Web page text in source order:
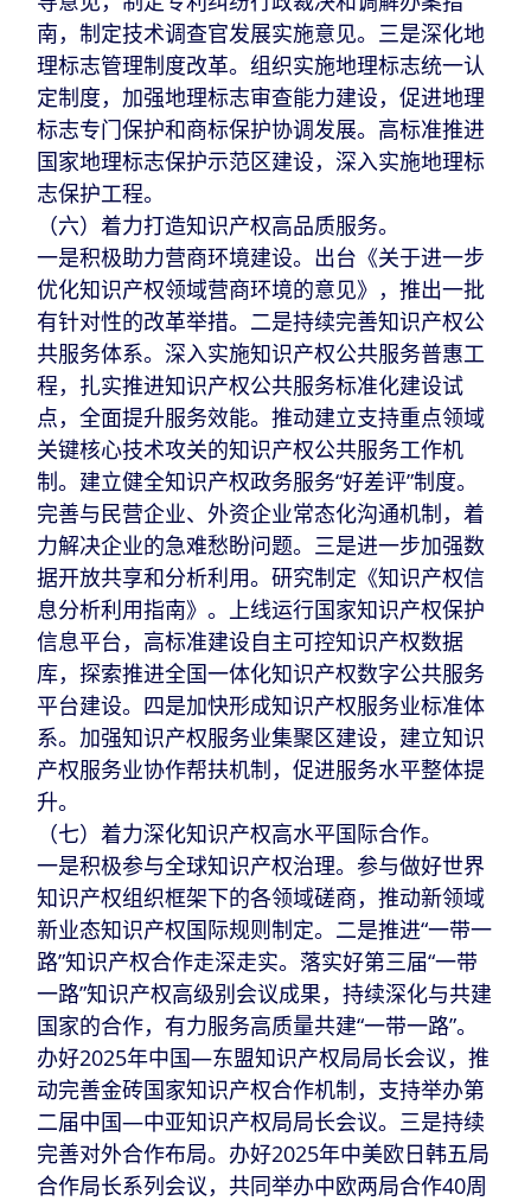
南，制定技术调查官发展实施意见。三是深化地
理标志管理制度改革。组织实施地理标志统一认
定制度，加强地理标志审查能力建设，促进地理
标志专门保护和商标保护协调发展。高标准推进
国家地理标志保护示范区建设，深入实施地理标
志保护工程。
（六）着力打造知识产权高品质服务。
一是积极助力营商环境建设。出台《关于进一步
优化知识产权领域营商环境的意见》，推出一批
有针对性的改革举措。二是持续完善知识产权公
共服务体系。深入实施知识产权公共服务普惠工
程，扎实推进知识产权公共服务标准化建设试
点，全面提升服务效能。推动建立支持重点领域
关键核心技术攻关的知识产权公共服务工作机
制。建立健全知识产权政务服务“好差评”制度。
完善与民营企业、外资企业常态化沟通机制，着
力解决企业的急难愁盼问题。三是进一步加强数
据开放共享和分析利用。研究制定《知识产权信
息分析利用指南》。上线运行国家知识产权保护
信息平台，高标准建设自主可控知识产权数据
库，探索推进全国一体化知识产权数字公共服务
平台建设。四是加快形成知识产权服务业标准体
系。加强知识产权服务业集聚区建设，建立知识
产权服务业协作帮扶机制，促进服务水平整体提
升。
（七）着力深化知识产权高水平国际合作。
一是积极参与全球知识产权治理。参与做好世界
知识产权组织框架下的各领域磋商，推动新领域
新业态知识产权国际规则制定。二是推进“一带一
路”知识产权合作走深走实。落实好第三届“一带
一路”知识产权高级别会议成果，持续深化与共建
国家的合作，有力服务高质量共建“一带一路”。
办好2025年中国—东盟知识产权局局长会议，推
动完善金砖国家知识产权合作机制，支持举办第
二届中国—中亚知识产权局局长会议。三是持续
完善对外合作布局。办好2025年中美欧日韩五局
合作局长系列会议，共同举办中欧两局合作40周